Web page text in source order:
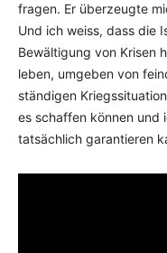
fragen. Er überzeugte
Und ich weiss, dass die
Bewältigung von Krisen
leben, umgeben von
ständigen
es schaffen können und
tatsächlich garantieren